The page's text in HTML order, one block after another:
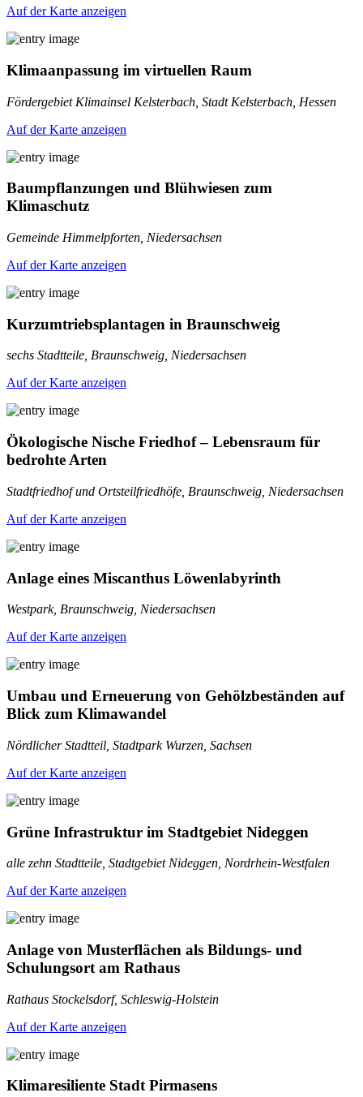
Auf der Karte anzeigen
Klimaanpassung im virtuellen Raum
Fördergebiet Klimainsel Kelsterbach, Stadt Kelsterbach, Hessen
Auf der Karte anzeigen
Baumpflanzungen und Blühwiesen zum
Klimaschutz
Gemeinde Himmelpforten, Niedersachsen
Auf der Karte anzeigen
Kurzumtriebsplantagen in Braunschweig
sechs Stadtteile, Braunschweig, Niedersachsen
Auf der Karte anzeigen
Ökologische Nische Friedhof – Lebensraum für
bedrohte Arten
Stadtfriedhof und Ortsteilfriedhöfe, Braunschweig, Niedersachsen
Auf der Karte anzeigen
Anlage eines Miscanthus Löwenlabyrinth
Westpark, Braunschweig, Niedersachsen
Auf der Karte anzeigen
Umbau und Erneuerung von Gehölzbeständen auf
Blick zum Klimawandel
Nördlicher Stadtteil, Stadtpark Wurzen, Sachsen
Auf der Karte anzeigen
Grüne Infrastruktur im Stadtgebiet Nideggen
alle zehn Stadtteile, Stadtgebiet Nideggen, Nordrhein-Westfalen
Auf der Karte anzeigen
Anlage von Musterflächen als Bildungs- und
Schulungsort am Rathaus
Rathaus Stockelsdorf, Schleswig-Holstein
Auf der Karte anzeigen
Klimaresiliente Stadt Pirmasens